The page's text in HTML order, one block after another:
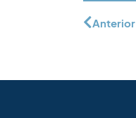
Anterior